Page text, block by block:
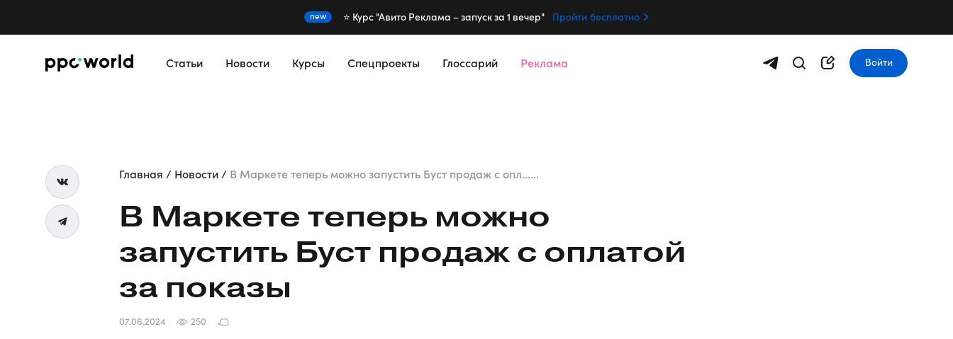
new ⭐️ Курс "Авито Реклама – запуск за 1 вечер" Пройти бесплатно
Статьи Новости Курсы Спецпроекты Глоссарий Реклама Войти
Главная Новости В Маркете теперь можно запустить Буст продаж с опл......
В Маркете теперь можно
запустить Буст продаж с оплатой
за показы
07.06.2024 250